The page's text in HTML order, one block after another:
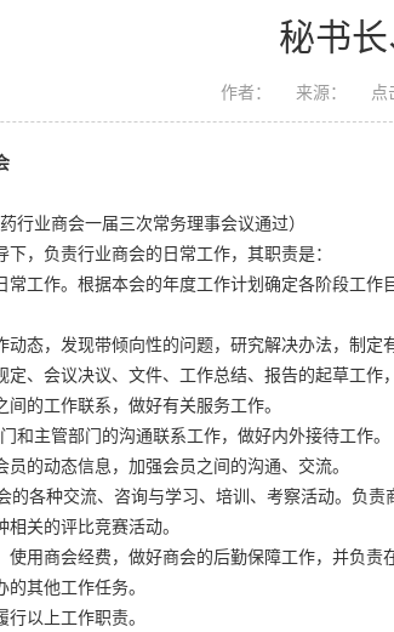
秘书
作者： 来源：
行业商会一届三次常务理事会议通过）
，负责行业商会的日常工作，其职责是：
常工作。根据本会的年度工作计划确定各阶段工
态，发现带倾向性的问题，研究解决办法，制定
、会议决议、文件、工作总结、报告的起草工作
的工作联系，做好有关服务工作。
主管部门的沟通联系工作，做好内外接待工作。
的动态信息，加强会员之间的沟通、交流。
各种交流、咨询与学习、培训、考察活动。负
关的评比竞赛活动。
用商会经费，做好商会的后勤保障工作，并负责
其他工作任务。
以上工作职责。